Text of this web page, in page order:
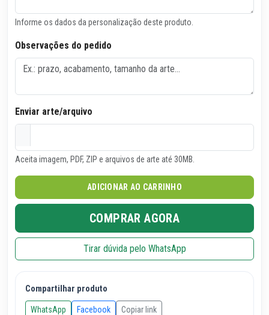
Informe os dados da personalização deste produto.
Observações do pedido
Enviar arte/arquivo
Aceita imagem, PDF, ZIP e arquivos de arte até 30MB.
ADICIONAR AO CARRINHO
COMPRAR AGORA
Tirar dúvida pelo WhatsApp
Compartilhar produto
WhatsApp Facebook Copiar link